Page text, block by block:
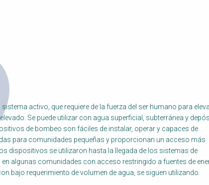
activo, que requiere de la fuerza del ser humano para
Se puede utilizar con agua superficial, subterránea y
de bombeo son fáciles de instalar, operar y capaces de
para comunidades pequeñas y proporcionan un acceso más
dispositivos se utilizaron hasta la llegada de los sistemas de
algunas comunidades con acceso restringido a fuentes de
bajo requerimiento de volumen de agua, se siguen utilizando.